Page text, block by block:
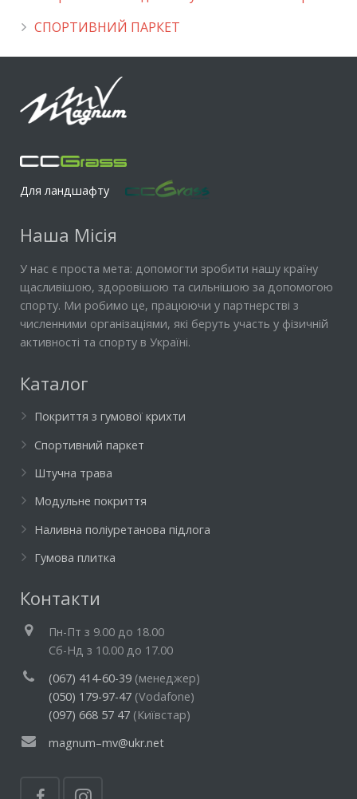
СПОРТИВНИЙ ПАРКЕТ
Для ландшафту
Наша Місія
У нас є проста мета: допомогти зробити нашу країну
щасливішою, здоровішою та сильнішою за допомогою
спорту. Ми робимо це, працюючи у партнерстві з
численними організаціями, які беруть участь у фізичній
активності та спорту в Україні.
Каталог
Покриття з гумової крихти
Спортивний паркет
Штучна трава
Модульне покриття
Наливна поліуретанова підлога
Гумова плитка
Контакти
Пн-Пт з 9.00 до 18.00
Cб-Нд з 10.00 до 17.00
(067) 414-60-39 (менеджер)
(050) 179-97-47 (Vodafone)
(097) 668 57 47 (Київстар)
magnum–mv@ukr.net